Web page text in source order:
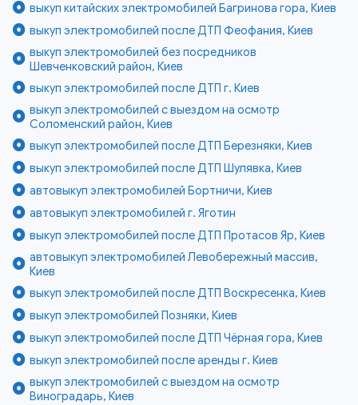
выкуп китайских электромобилей Багринова гора, Киев
выкуп электромобилей после ДТП Феофания, Киев
выкуп электромобилей без посредников
Шевченковский район, Киев
выкуп электромобилей после ДТП г. Киев
выкуп электромобилей с выездом на осмотр
Соломенский район, Киев
выкуп электромобилей после ДТП Березняки, Киев
выкуп электромобилей после ДТП Шулявка, Киев
автовыкуп электромобилей Бортничи, Киев
автовыкуп электромобилей г. Яготин
выкуп электромобилей после ДТП Протасов Яр, Киев
автовыкуп электромобилей Левобережный массив,
Киев
выкуп электромобилей после ДТП Воскресенка, Киев
выкуп электромобилей Позняки, Киев
выкуп электромобилей после ДТП Чёрная гора, Киев
выкуп электромобилей после аренды г. Киев
выкуп электромобилей с выездом на осмотр
Виноградарь, Киев